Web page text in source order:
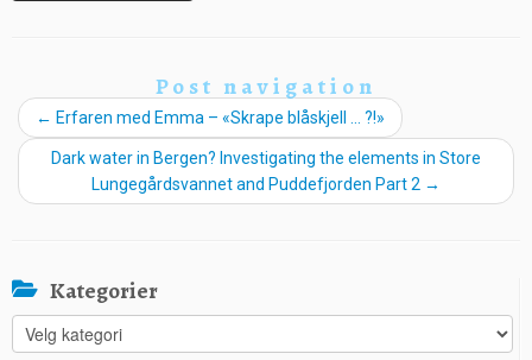
Post navigation
← Erfaren med Emma – «Skrape blåskjell … ?!»
Dark water in Bergen? Investigating the elements in Store
Lungegårdsvannet and Puddefjorden Part 2 →
Kategorier
Kategorier